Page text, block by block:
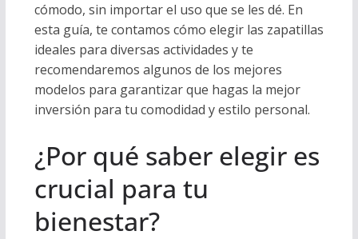
cómodo, sin importar el uso que se les dé. En
esta guía, te contamos cómo elegir las zapatillas
ideales para diversas actividades y te
recomendaremos algunos de los mejores
modelos para garantizar que hagas la mejor
inversión para tu comodidad y estilo personal.
¿Por qué saber elegir es
crucial para tu
bienestar?